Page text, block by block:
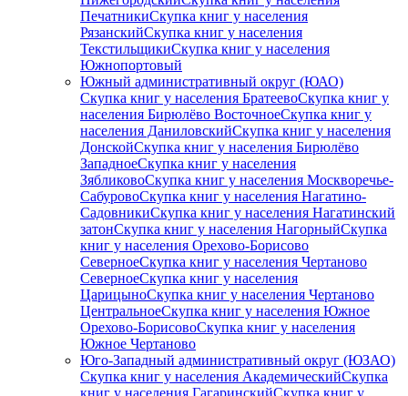
ПечатникиСкупка книг у населения
РязанскийСкупка книг у населения
ТекстильщикиСкупка книг у населения
Южнопортовый
Южный административный округ (ЮАО)
Скупка книг у населения БратеевоСкупка книг у
населения Бирюлёво ВосточноеСкупка книг у
населения ДаниловскийСкупка книг у населения
ДонскойСкупка книг у населения Бирюлёво
ЗападноеСкупка книг у населения
ЗябликовоСкупка книг у населения Москворечье-
СабуровоСкупка книг у населения Нагатино-
СадовникиСкупка книг у населения Нагатинский
затонСкупка книг у населения НагорныйСкупка
книг у населения Орехово-Борисово
СеверноеСкупка книг у населения Чертаново
СеверноеСкупка книг у населения
ЦарицыноСкупка книг у населения Чертаново
ЦентральноеСкупка книг у населения Южное
Орехово-БорисовоСкупка книг у населения
Южное Чертаново
Юго-Западный административный округ (ЮЗАО)
Скупка книг у населения АкадемическийСкупка
книг у населения ГагаринскийСкупка книг у